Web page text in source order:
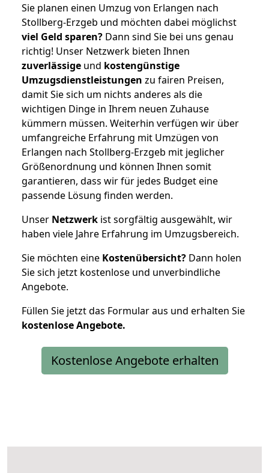
Sie planen einen Umzug von Erlangen nach
Stollberg-Erzgeb und möchten dabei möglichst
viel Geld sparen? Dann sind Sie bei uns genau
richtig! Unser Netzwerk bieten Ihnen
zuverlässige und kostengünstige
Umzugsdienstleistungen zu fairen Preisen,
damit Sie sich um nichts anderes als die
wichtigen Dinge in Ihrem neuen Zuhause
kümmern müssen. Weiterhin verfügen wir über
umfangreiche Erfahrung mit Umzügen von
Erlangen nach Stollberg-Erzgeb mit jeglicher
Größenordnung und können Ihnen somit
garantieren, dass wir für jedes Budget eine
passende Lösung finden werden.
Unser Netzwerk ist sorgfältig ausgewählt, wir
haben viele Jahre Erfahrung im Umzugsbereich.
Sie möchten eine Kostenübersicht? Dann holen
Sie sich jetzt kostenlose und unverbindliche
Angebote.
Füllen Sie jetzt das Formular aus und erhalten Sie
kostenloseAngebote.
Kostenlose Angebote erhalten